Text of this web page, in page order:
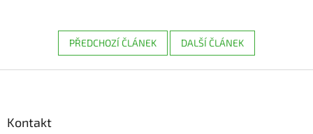
PŘEDCHOZÍ ČLÁNEK DALŠÍ ČLÁNEK
Kontakt